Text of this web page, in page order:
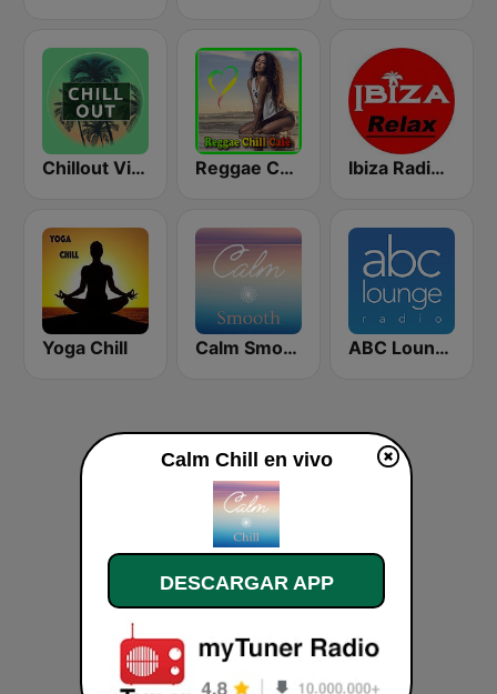
Chillout Vibes Reggae Chill Café Ibiza Radios - Relax
Yoga Chill Calm Smooth ABC Lounge Jazz
Calm Chill en vivo
DESCARGAR APP